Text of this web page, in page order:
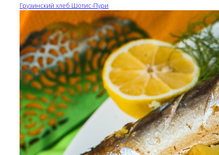
Грузинский хлеб Шотис-Пури